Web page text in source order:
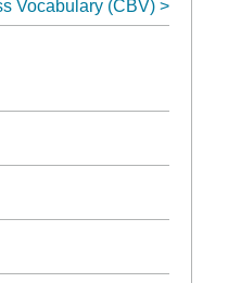
Vocabulary (CBV)